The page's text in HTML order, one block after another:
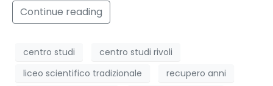
Continue reading
centro studi
centro studi rivoli
liceo scientifico tradizionale
recupero anni